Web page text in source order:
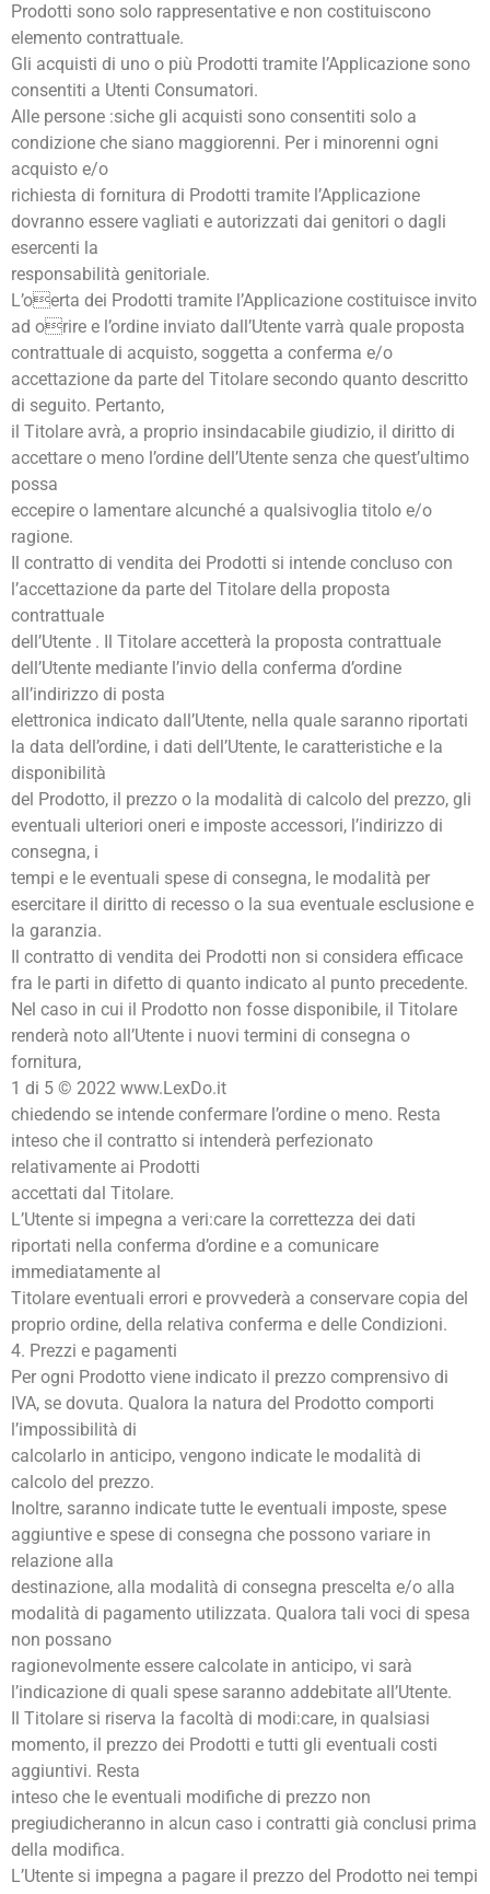
Prodotti sono solo rappresentative e non costituiscono
elemento contrattuale.
Gli acquisti di uno o più Prodotti tramite l’Applicazione sono
consentiti a Utenti Consumatori.
Alle persone :siche gli acquisti sono consentiti solo a
condizione che siano maggiorenni. Per i minorenni ogni
acquisto e/o
richiesta di fornitura di Prodotti tramite l’Applicazione
dovranno essere vagliati e autorizzati dai genitori o dagli
esercenti la
responsabilità genitoriale.
L’oerta dei Prodotti tramite l’Applicazione costituisce invito
ad orire e l’ordine inviato dall’Utente varrà quale proposta
contrattuale di acquisto, soggetta a conferma e/o
accettazione da parte del Titolare secondo quanto descritto
di seguito. Pertanto,
il Titolare avrà, a proprio insindacabile giudizio, il diritto di
accettare o meno l’ordine dell’Utente senza che quest’ultimo
possa
eccepire o lamentare alcunché a qualsivoglia titolo e/o
ragione.
Il contratto di vendita dei Prodotti si intende concluso con
l’accettazione da parte del Titolare della proposta
contrattuale
dell’Utente . Il Titolare accetterà la proposta contrattuale
dell’Utente mediante l’invio della conferma d’ordine
all’indirizzo di posta
elettronica indicato dall’Utente, nella quale saranno riportati
la data dell’ordine, i dati dell’Utente, le caratteristiche e la
disponibilità
del Prodotto, il prezzo o la modalità di calcolo del prezzo, gli
eventuali ulteriori oneri e imposte accessori, l’indirizzo di
consegna, i
tempi e le eventuali spese di consegna, le modalità per
esercitare il diritto di recesso o la sua eventuale esclusione e
la garanzia.
Il contratto di vendita dei Prodotti non si considera efficace
fra le parti in difetto di quanto indicato al punto precedente.
Nel caso in cui il Prodotto non fosse disponibile, il Titolare
renderà noto all’Utente i nuovi termini di consegna o
fornitura,
1 di 5 © 2022 www.LexDo.it
chiedendo se intende confermare l’ordine o meno. Resta
inteso che il contratto si intenderà perfezionato
relativamente ai Prodotti
accettati dal Titolare.
L’Utente si impegna a veri:care la correttezza dei dati
riportati nella conferma d’ordine e a comunicare
immediatamente al
Titolare eventuali errori e provvederà a conservare copia del
proprio ordine, della relativa conferma e delle Condizioni.
4. Prezzi e pagamenti
Per ogni Prodotto viene indicato il prezzo comprensivo di
IVA, se dovuta. Qualora la natura del Prodotto comporti
l’impossibilità di
calcolarlo in anticipo, vengono indicate le modalità di
calcolo del prezzo.
Inoltre, saranno indicate tutte le eventuali imposte, spese
aggiuntive e spese di consegna che possono variare in
relazione alla
destinazione, alla modalità di consegna prescelta e/o alla
modalità di pagamento utilizzata. Qualora tali voci di spesa
non possano
ragionevolmente essere calcolate in anticipo, vi sarà
l’indicazione di quali spese saranno addebitate all’Utente.
Il Titolare si riserva la facoltà di modi:care, in qualsiasi
momento, il prezzo dei Prodotti e tutti gli eventuali costi
aggiuntivi. Resta
inteso che le eventuali modifiche di prezzo non
pregiudicheranno in alcun caso i contratti già conclusi prima
della modifica.
L’Utente si impegna a pagare il prezzo del Prodotto nei tempi